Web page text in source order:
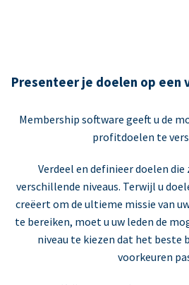
Presenteer je doelen op een
Membership software geeft u de
profitdoelen te
Verdeel en definieer doelen
verschillende niveaus. Terwijl u
creëert om de ultieme missie van
te bereiken, moet u uw leden de
niveau te kiezen dat het beste
voorkeuren